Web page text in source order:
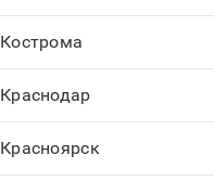
Кострома
Краснодар
Красноярск